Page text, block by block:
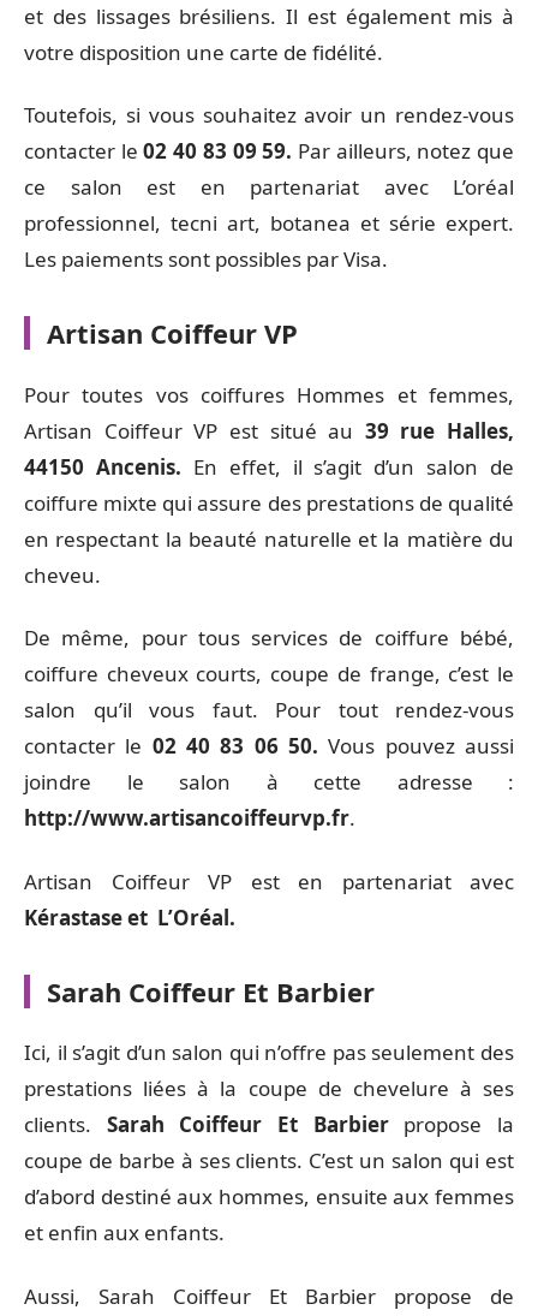
et des lissages brésiliens. Il est également mis à
votre disposition une carte de fidélité.
Toutefois, si vous souhaitez avoir un rendez-vous
contacter le02 40 83 09 59. Par ailleurs, notez que
ce salon est en partenariat avec L’oréal
professionnel, tecni art, botanea et série expert.
Les paiements sont possibles par Visa.
Artisan Coiffeur VP
Pour toutes vos coiffures Hommes et femmes,
Artisan Coiffeur VP est situé au 39 rue Halles,
44150 Ancenis. En effet, il s’agit d’un salon de
coiffure mixte qui assure des prestations de qualité
en respectant la beauté naturelle et la matière du
cheveu.
De même, pour tous services de coiffure bébé,
coiffure cheveux courts, coupe de frange, c’est le
salon qu’il vous faut. Pour tout rendez-vous
contacter le 02 40 83 06 50.Vous pouvez aussi
joindre le salon à cette adresse :
http://www.artisancoiffeurvp.fr.
Artisan Coiffeur VP est en partenariat avec
Kérastase et L’Oréal.
Sarah Coiffeur Et Barbier
Ici, il s’agit d’un salon qui n’offre pas seulement des
prestations liées à la coupe de chevelure à ses
clients. Sarah Coiffeur Et Barbier propose la
coupe de barbe à ses clients. C’est un salon qui est
d’abord destiné aux hommes, ensuite aux femmes
et enfin aux enfants.
Aussi, Sarah Coiffeur Et Barbier propose de